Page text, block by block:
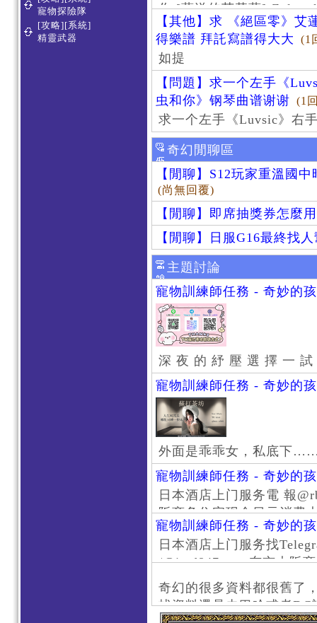
寵物探險隊
[攻略][系統]
精靈武器
作 [葬送的芙莉蓮]-
【其他】求 《絕區零》艾
得樂譜 拜託寫譜得大大
(1
如提
【問題】求一个左手《
虫和你》钢琴曲谱谢谢 (1
求一个左手《Luvsic》右
奇幻閒聊區
【閒聊】S12玩家重溫國
(尚無回覆)
【閒聊】即席抽獎券怎麼
【閒聊】日服G16最終找
主題討論
寵物訓練師任務 - 奇妙的
深 夜 的 紓 壓 選 擇 一
寵物訓練師任務 - 奇妙的
外面是乖乖女，私底下
寵物訓練師任務 - 奇妙的
日本酒店上门服务電 報
阪商务住宅现金日元消费
京风俗 #大阪风俗 #东京
上门服务新宿风俗 #梅田
#日本萝莉 #大阪萝莉 #日
寵物訓練師任務 - 奇妙的
日本酒店上门服务找
/@jptd847utpp 东京大阪
京旅游 #大阪旅游 #东京
东京上门服务 #大阪上门
心斋桥风俗 #日本女孩 #
奇幻的很多資料都很舊了
找資料還是去巴哈或者